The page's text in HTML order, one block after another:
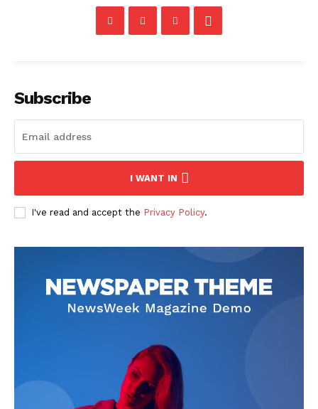
Subscribe
I WANT IN
I've read and accept the Privacy Policy.